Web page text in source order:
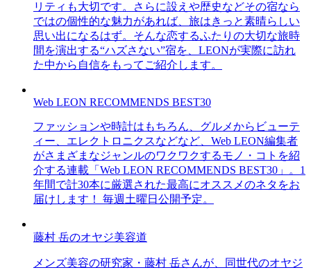
リティも大切です。さらに設えや歴史などその宿なら
ではの個性的な魅力があれば、旅はきっと素晴らしい
思い出になるはず。そんな恋するふたりの大切な旅時
間を演出する“ハズさない”宿を、LEONが実際に訪れ
た中から自信をもってご紹介します。
Web LEON RECOMMENDS BEST30
ファッションや時計はもちろん、グルメからビューテ
ィー、エレクトロニクスなどなど、Web LEON編集者
がさまざまなジャンルのワクワクするモノ・コトを紹
介する連載「Web LEON RECOMMENDS BEST30」。1
年間で計30本に厳選された最高にオススメのネタをお
届けします！ 毎週土曜日公開予定。
藤村 岳のオヤジ美容道
メンズ美容の研究家・藤村 岳さんが、同世代のオヤジ